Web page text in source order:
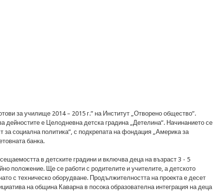
за училище 2014 – 2015 г.” на Институт „Отворено общество”.
дейностите е Целодневна детска градина „Детелина”. Начинанието се
за социална политика”, с подкрепата на фондация „Америка за
банка.
в детските градини и включва деца на възраст 3 - 5
положение. Ще се работи с родителите и учителите, а детското
с техническо оборудване. Продължителността на проекта е десет
на община Каварна в посока образователна интеграция на деца